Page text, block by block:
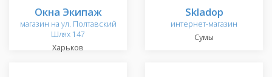
Окна Экипаж
магазин на ул. Полтавский
Шлях 147
Харьков
Skladop
интернет-магазин
Сумы